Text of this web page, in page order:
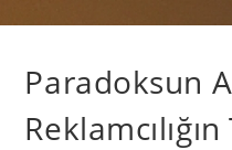
Paradoksun